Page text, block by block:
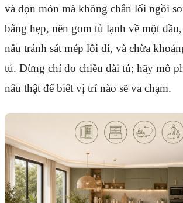
và dọn món mà không chắn lối ngồi
bằng hẹp, nên gom tủ lạnh về một
nấu tránh sát mép lối đi, và chừa
tủ. Đừng chỉ đo chiều dài tủ; hãy mô
nấu thật để biết vị trí nào sẽ va chạm.